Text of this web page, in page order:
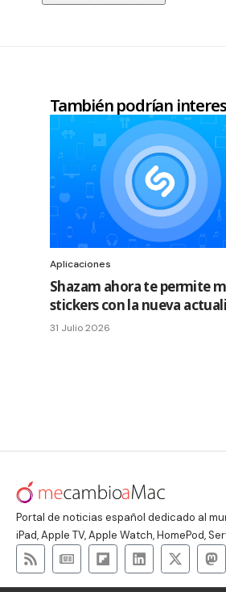
También podrían
Aplicaciones
Shazam ahora te permite
stickers con la nueva
31 Julio 2026
Portal de noticias español dedicado al
iPad, Apple TV, Apple Watch, HomePod,